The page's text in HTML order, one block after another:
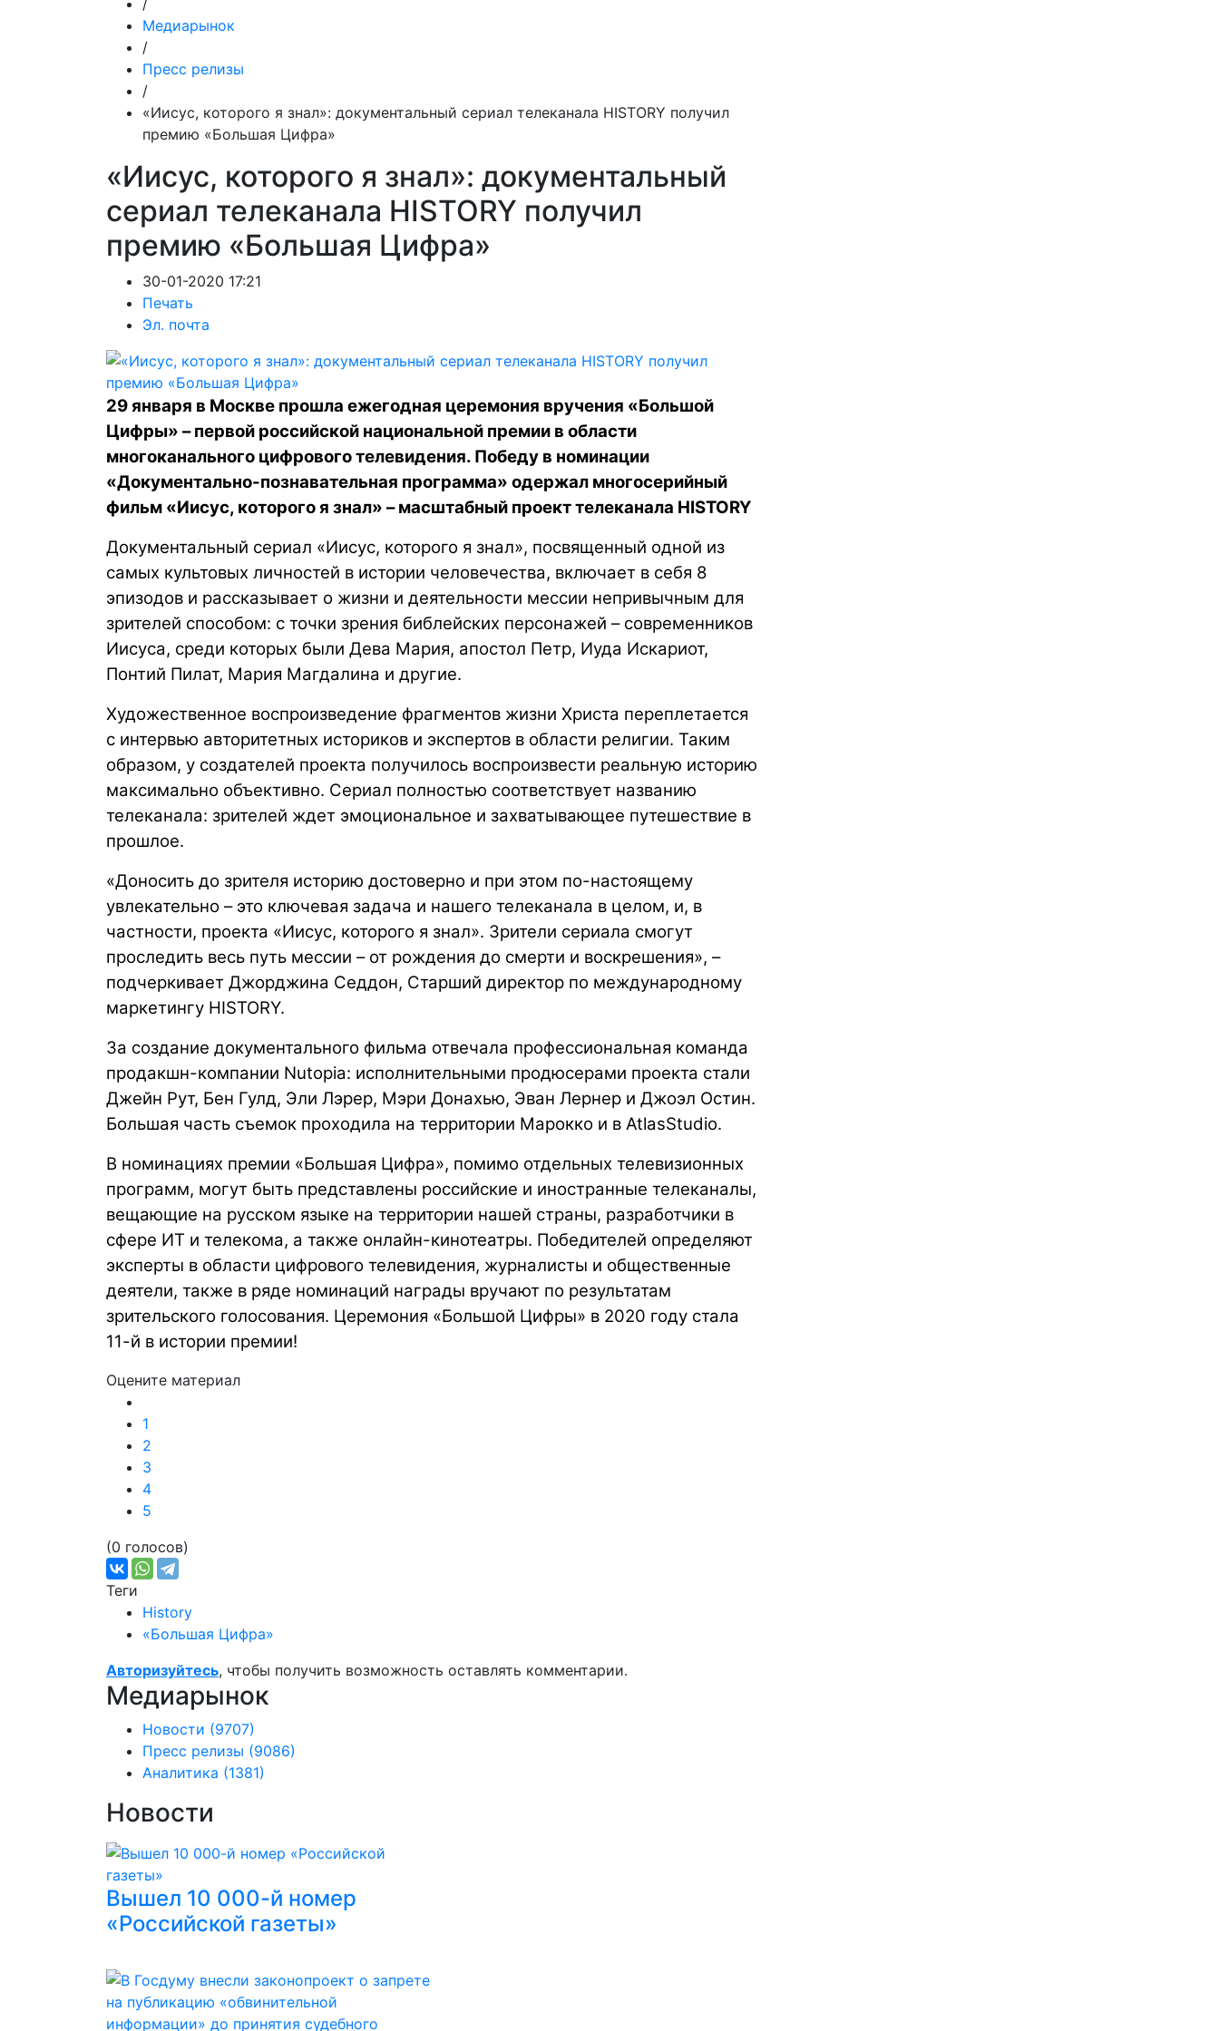
/
Медиарынок
/
Пресс релизы
/
«Иисус, которого я знал»: документальный сериал телеканала HISTORY получил
премию «Большая Цифра»
«Иисус, которого я знал»: документальный
сериал телеканала HISTORY получил
премию «Большая Цифра»
30-01-2020 17:21
Печать
Эл. почта
29 января в Москве прошла ежегодная церемония вручения «Большой
Цифры» – первой российской национальной премии в области
многоканального цифрового телевидения. Победу в номинации
«Документально-познавательная программа» одержал многосерийный
фильм «Иисус, которого я знал» – масштабный проект телеканала HISTORY
Документальный сериал «Иисус, которого я знал», посвященный одной из
самых культовых личностей в истории человечества, включает в себя 8
эпизодов и рассказывает о жизни и деятельности мессии непривычным для
зрителей способом: с точки зрения библейских персонажей – современников
Иисуса, среди которых были Дева Мария, апостол Петр, Иуда Искариот,
Понтий Пилат, Мария Магдалина и другие.
Художественное воспроизведение фрагментов жизни Христа переплетается
с интервью авторитетных историков и экспертов в области религии. Таким
образом, у создателей проекта получилось воспроизвести реальную историю
максимально объективно. Сериал полностью соответствует названию
телеканала: зрителей ждет эмоциональное и захватывающее путешествие в
прошлое.
«Доносить до зрителя историю достоверно и при этом по-настоящему
увлекательно – это ключевая задача и нашего телеканала в целом, и, в
частности, проекта «Иисус, которого я знал». Зрители сериала смогут
проследить весь путь мессии – от рождения до смерти и воскрешения», –
подчеркивает Джорджина Седдон, Старший директор по международному
маркетингу HISTORY.
За создание документального фильма отвечала профессиональная команда
продакшн-компании Nutopia: исполнительными продюсерами проекта стали
Джейн Рут, Бен Гулд, Эли Лэрер, Мэри Донахью, Эван Лернер и Джоэл Остин.
Большая часть съемок проходила на территории Марокко и в AtlasStudio.
В номинациях премии «Большая Цифра», помимо отдельных телевизионных
программ, могут быть представлены российские и иностранные телеканалы,
вещающие на русском языке на территории нашей страны, разработчики в
сфере ИТ и телекома, а также онлайн-кинотеатры. Победителей определяют
эксперты в области цифрового телевидения, журналисты и общественные
деятели, также в ряде номинаций награды вручают по результатам
зрительского голосования. Церемония «Большой Цифры» в 2020 году стала
11-й в истории премии!
Оцените материал
1
2
3
4
5
(0 голосов)
Теги
History
«Большая Цифра»
Авторизуйтесь, чтобы получить возможность оставлять комментарии.
Медиарынок
Новости (9707)
Пресс релизы (9086)
Аналитика (1381)
Новости
Вышел 10 000-й номер
«Российской газеты»